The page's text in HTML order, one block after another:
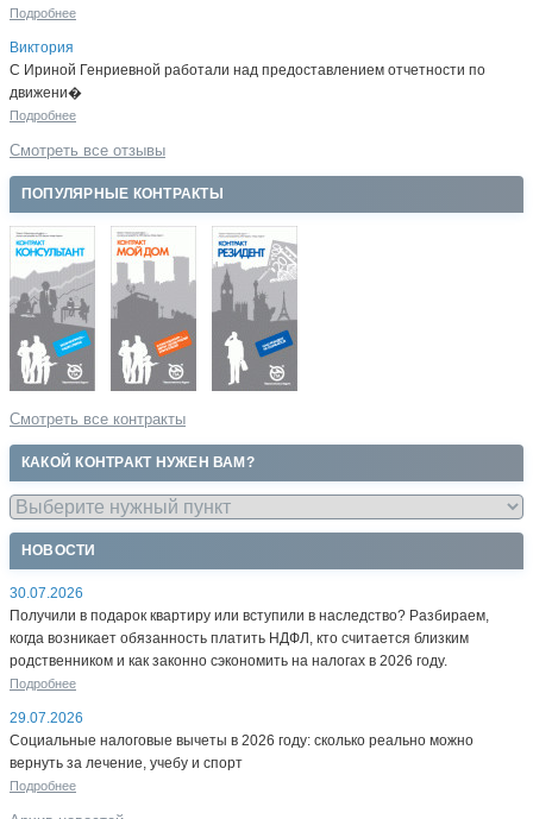
Подробнее
Виктория
С Ириной Генриевной работали над предоставлением отчетности по
движени�
Подробнее
Смотреть все отзывы
ПОПУЛЯРНЫЕ КОНТРАКТЫ
Смотреть все контракты
КАКОЙ КОНТРАКТ НУЖЕН ВАМ?
НОВОСТИ
30.07.2026
Получили в подарок квартиру или вступили в наследство? Разбираем,
когда возникает обязанность платить НДФЛ, кто считается близким
родственником и как законно сэкономить на налогах в 2026 году.
Подробнее
29.07.2026
Социальные налоговые вычеты в 2026 году: сколько реально можно
вернуть за лечение, учебу и спорт
Подробнее